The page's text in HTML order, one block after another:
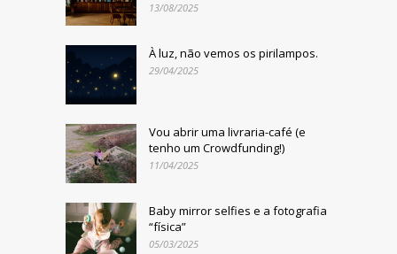
13/08/2025
À luz, não vemos os pirilampos.
29/04/2025
Vou abrir uma livraria-café (e
tenho um Crowdfunding!)
11/04/2025
Baby mirror selfies e a fotografia
“física”
05/03/2025